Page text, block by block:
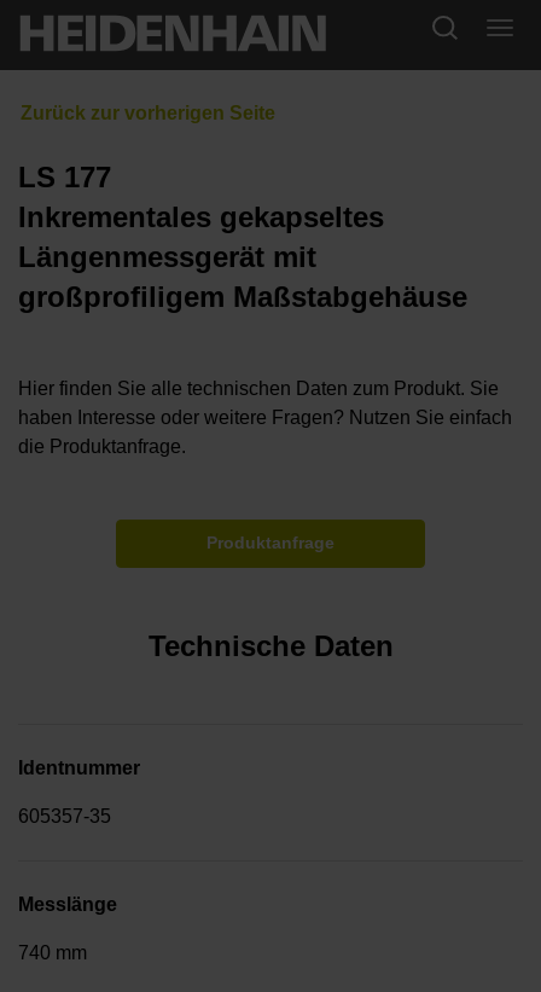
LS 177
Inkrementales gekapseltes
Längenmessgerät mit
großprofiligem Maßstabgehäuse
Hier finden Sie alle technischen Daten zum Produkt. Sie
haben Interesse oder weitere Fragen? Nutzen Sie einfach
die Produktanfrage.
Produktanfrage
Technische Daten
Identnummer
605357-35
Messlänge
740 mm